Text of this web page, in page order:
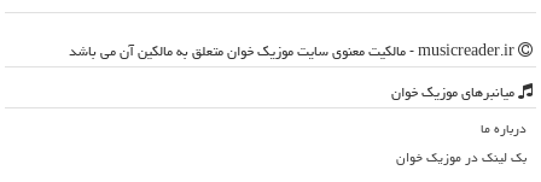
میانبرهای موزیك خوان
درباره ما
بک لینک در موزیك خوان